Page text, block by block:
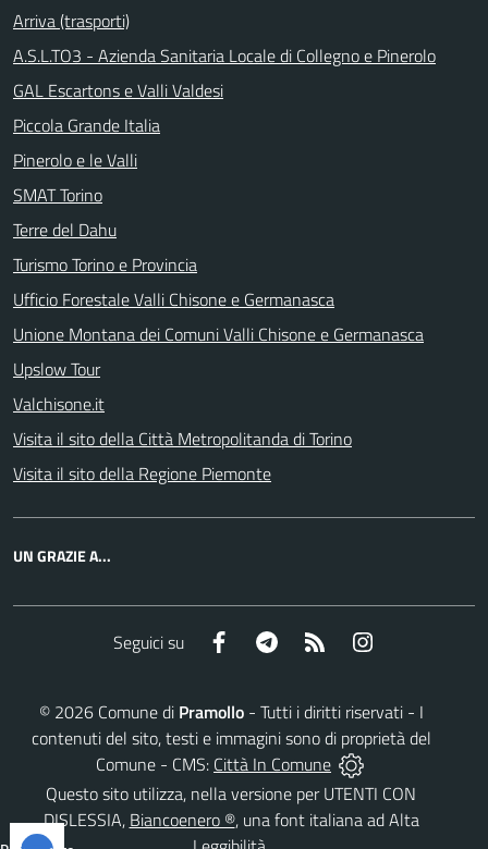
Arriva (trasporti)
A.S.L.TO3 - Azienda Sanitaria Locale di Collegno e Pinerolo
GAL Escartons e Valli Valdesi
Piccola Grande Italia
Pinerolo e le Valli
SMAT Torino
Terre del Dahu
Turismo Torino e Provincia
Ufficio Forestale Valli Chisone e Germanasca
Unione Montana dei Comuni Valli Chisone e Germanasca
Upslow Tour
Valchisone.it
Visita il sito della Città Metropolitanda di Torino
Visita il sito della Regione Piemonte
UN GRAZIE A...
Seguici su Facebook Telegram RSS
© 2026Comune di Pramollo- Tutti i diritti riservati - I
contenuti del sito, testi e immagini sono di proprietà del
Comune - CMS: Città In Comune
Questo sito utilizza, nella versione per UTENTI CON
DISLESSIA, Biancoenero ®, una font italiana ad Alta